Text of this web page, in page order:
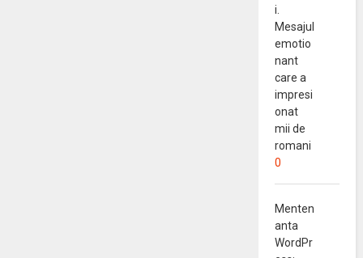
i.
Mesajul
emotio
nant
care a
impresi
onat
mii de
romani
0
Menten
anta
WordPr